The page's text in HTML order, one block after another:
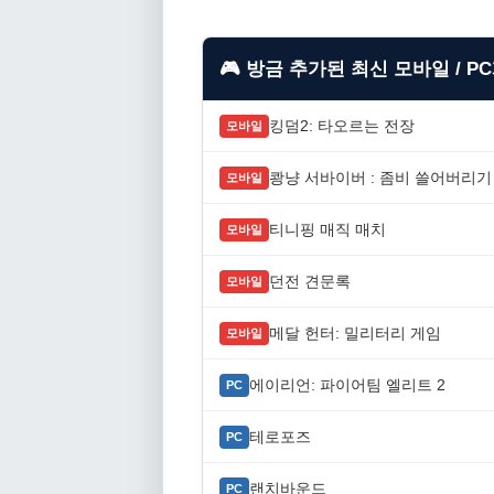
🎮 방금 추가된 최신 모바일 /
모바일 킹덤2: 타오르는 전장
모바일 쾅냥 서바이버 : 좀비 쓸어버리기
모바일 티니핑 매직 매치
모바일 던전 견문록
모바일 메달 헌터: 밀리터리 게임
PC 에이리언: 파이어팀 엘리트 2
PC 테로포즈
PC 랜치바운드